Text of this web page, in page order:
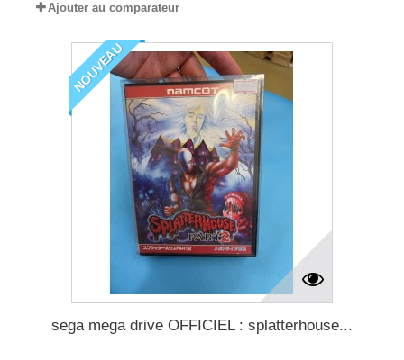
Ajouter au comparateur
NOUVEAU
sega mega drive OFFICIEL : splatterhouse...